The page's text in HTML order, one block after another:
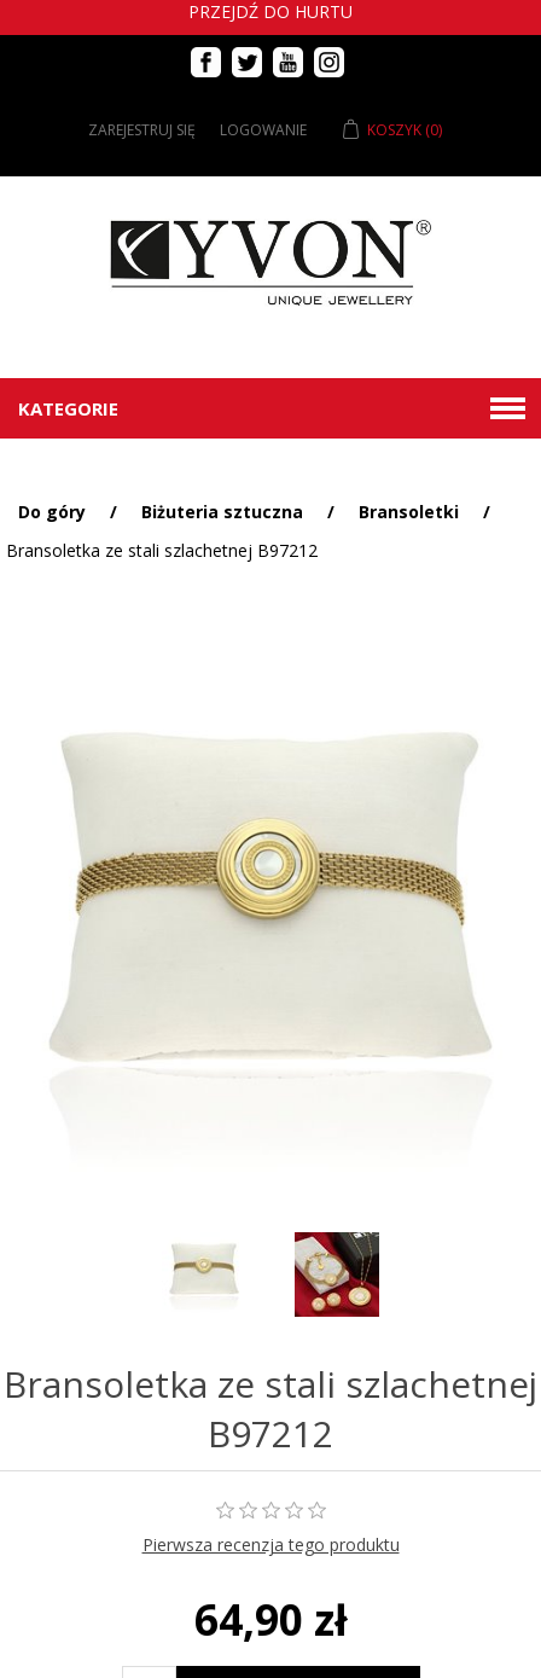
PRZEJDŹ DO HURTU
ZAREJESTRUJ SIĘ LOGOWANIE KOSZYK (0)
KATEGORIE
Do góry / Biżuteria sztuczna / Bransoletki
/
Bransoletka ze stali szlachetnej B97212
Bransoletka ze stali szlachetnej
B97212
Pierwsza recenzja tego produktu
64,90 zł